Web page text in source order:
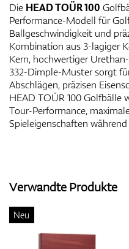
Die HEAD TOÜR 100
Performance-Modell für
Ballgeschwindigkeit und
Kombination aus 3-lagiger
Kern, hochwertiger
332-Dimple-Muster sorgt
Abschlägen, präzisen
HEAD TOÜR 100 Golfbälle
Tour-Performance,
Spieleigenschaften
Verwandte Produkte
Neu